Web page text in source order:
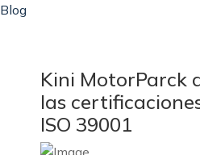
Blog
Kini MotorParck
las
ISO 39001